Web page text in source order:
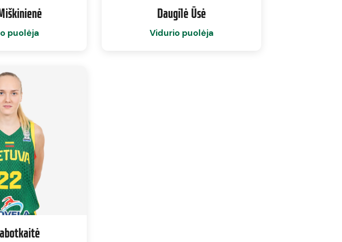
puolėja
Daugilė Ūsė
Vidurio puolėja